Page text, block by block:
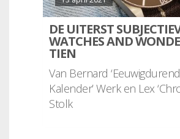
DE UITERST
WATCHES AND
TIEN
Van Bernard
Kalender’ Werk en Lex
Stolk